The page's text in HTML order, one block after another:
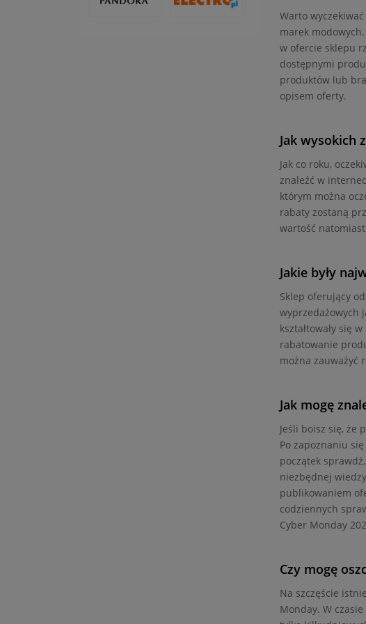
Warto
marek
w ofercie sklepu
dostępnymi
produktów lub
opisem oferty.
Jak wysokich
Jak co roku,
znaleźć w
którym można
rabaty zostaną
wartość
Jakie były
Sklep oferujący
wyprzedażowych
kształtowały się
rabatowanie
można zauważyć
Jak mogę
Jeśli boisz się, że
Po zapoznaniu
początek
niezbędnej
publikowaniem
codziennych
Cyber Monday
Czy mogę
Na szczęście
Monday. W